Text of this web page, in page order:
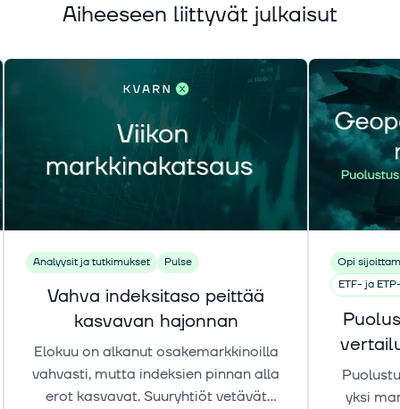
Aiheeseen liittyvät julkaisut
Analyysit ja tutkimukset Pulse
Vahva indeksitaso peittää
kasvavan hajonnan
Elokuu on alkanut osakemarkkinoilla
vahvasti, mutta indeksien pinnan alla
erot kasvavat. Suuryhtiöt vetävät
Opi
ETF- ja
yksi